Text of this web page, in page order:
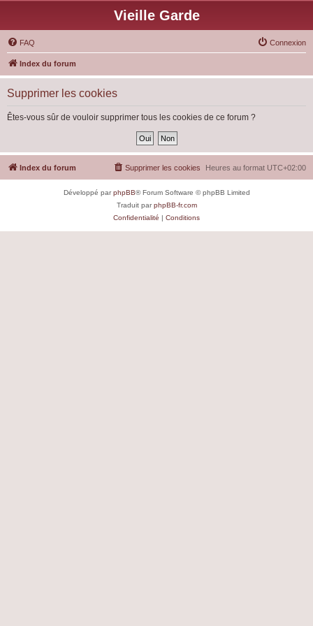
Vieille Garde
FAQ Connexion
Index du forum
Supprimer les cookies
Êtes-vous sûr de vouloir supprimer tous les cookies de ce forum ?
Index du forum Heures au format UTC+02:00
Supprimer les cookies
Développé parphpBB® Forum Software © phpBB Limited
Traduit parphpBB-fr.com
Confidentialité | Conditions